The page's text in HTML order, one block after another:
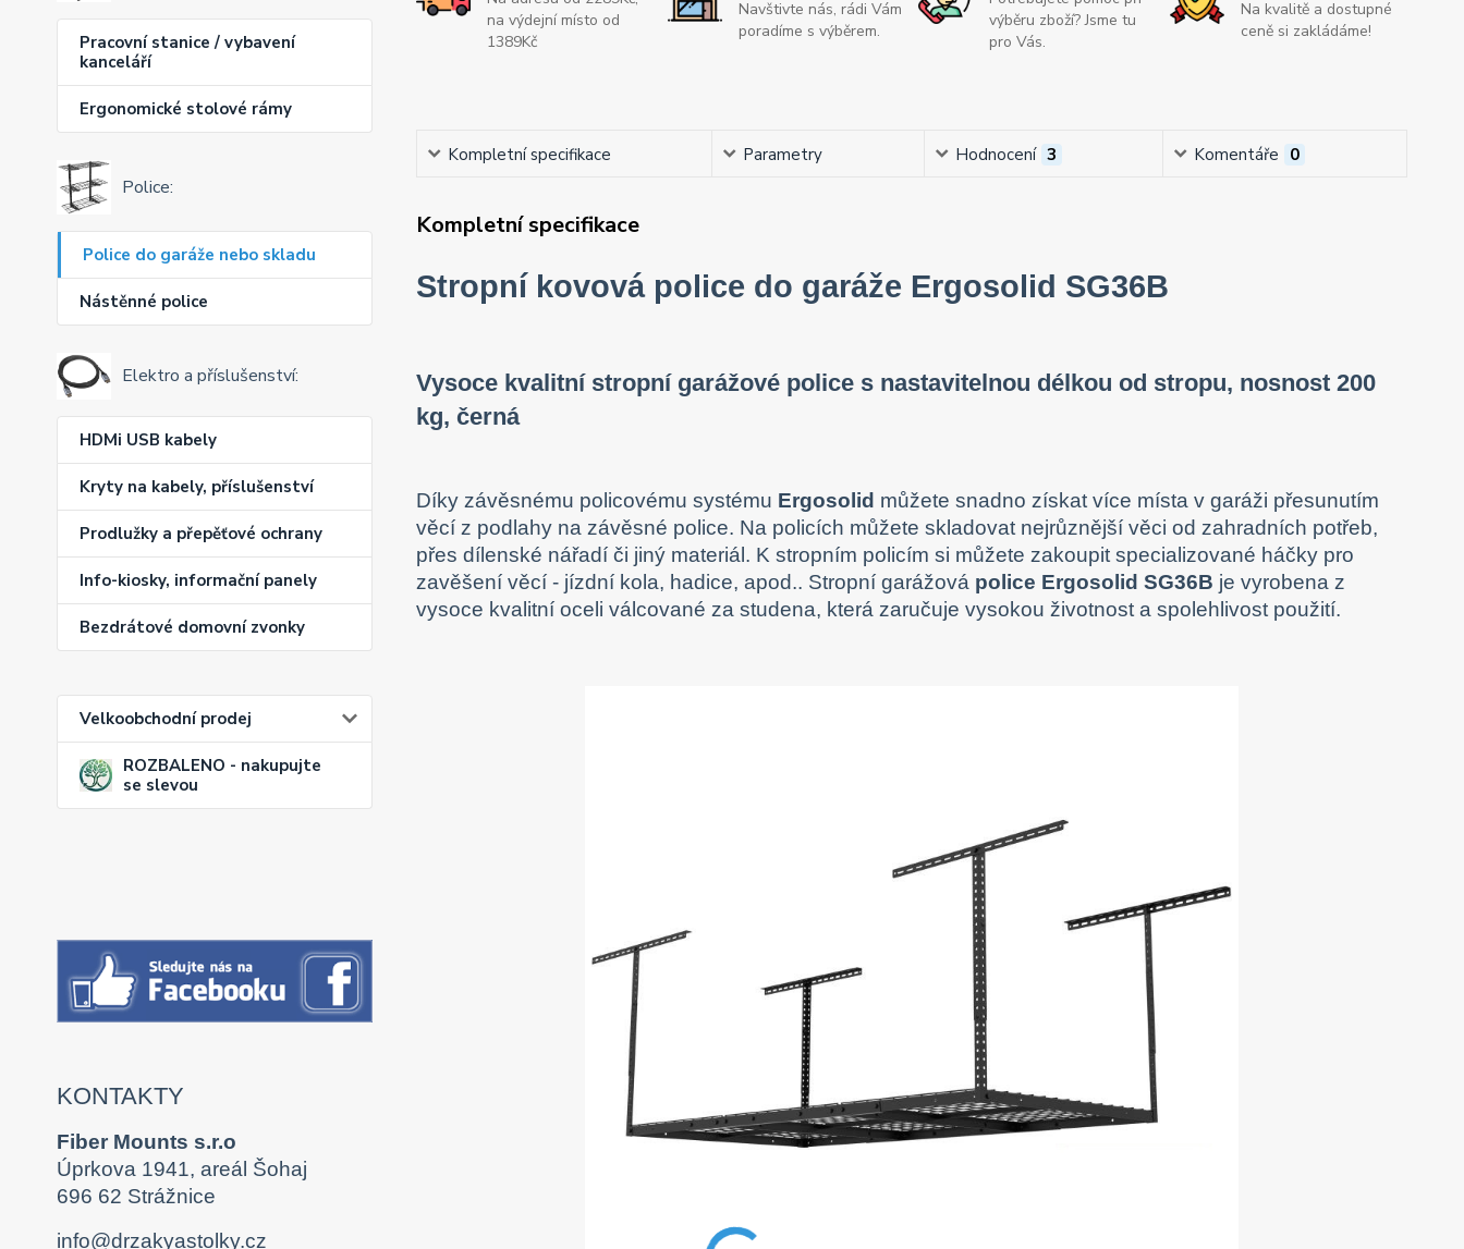
Pracovní stanice / vybavení
kanceláří
Ergonomické stolové rámy
Police:
Police do garáže nebo skladu
Nástěnné police
Elektro a příslušenství:
HDMi USB kabely
Kryty na kabely, příslušenství
Prodlužky a přepěťové ochrany
Info-kiosky, informační panely
Bezdrátové domovní zvonky
Velkoobchodní prodej
ROZBALENO - nakupujte
se slevou
KONTAKTY
Fiber Mounts s.r.o
Úprkova 1941, areál Šohaj
696 62 Strážnice
info@drzakyastolky.cz
na výdejní místo od
1389Kč
Navštivte nás, rádi Vám
poradíme s výběrem.
výběru zboží? Jsme tu
pro Vás.
Na kvalitě a dostupné
ceně si zakládáme!
Kompletní specifikace Parametry Hodnocení 3 Komentáře 0
Kompletní specifikace
Stropní kovová police do garáže Ergosolid SG36B
Vysoce kvalitní stropní garážové police s nastavitelnou délkou od stropu, nosnost 200
kg, černá
Díky závěsnému policovému systému Ergosolid můžete snadno získat více místa v garáži přesunutím
věcí z podlahy na závěsné police. Na policích můžete skladovat nejrůznější věci od zahradních potřeb,
přes dílenské nářadí či jiný materiál. K stropním policím si můžete zakoupit specializované háčky pro
zavěšení věcí - jízdní kola, hadice, apod.. Stropní garážová police Ergosolid SG36B je vyrobena z
vysoce kvalitní oceli válcované za studena, která zaručuje vysokou životnost a spolehlivost použití.